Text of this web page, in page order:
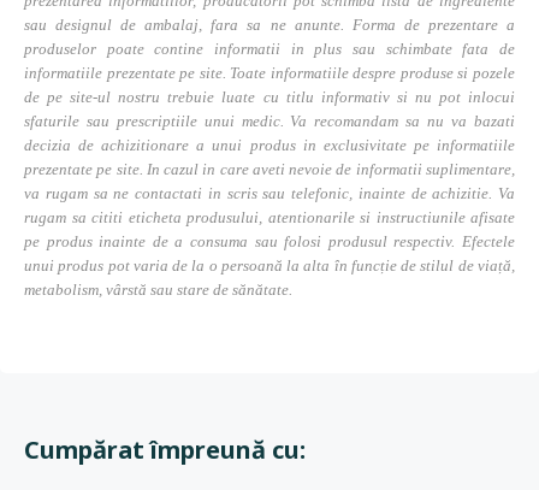
sau designul de ambalaj, fara sa ne anunte. Forma de prezentare a
produselor poate contine informatii in plus sau schimbate fata de
informatiile prezentate pe site. Toate informatiile despre produse si pozele
de pe site-ul nostru trebuie luate cu titlu informativ si nu pot inlocui
sfaturile sau prescriptiile unui medic. Va recomandam sa nu va bazati
decizia de achizitionare a unui produs in exclusivitate pe informatiile
prezentate pe site. In cazul in care aveti nevoie de informatii suplimentare,
va rugam sa ne contactati in scris sau telefonic, inainte de achizitie. Va
rugam sa cititi eticheta produsului, atentionarile si instructiunile afisate
pe produs inainte de a consuma sau folosi produsul respectiv. Efectele
unui produs pot varia de la o persoană la alta în funcție de stilul de viață,
metabolism, vârstă sau stare de sănătate.
Cumpărat împreună cu: